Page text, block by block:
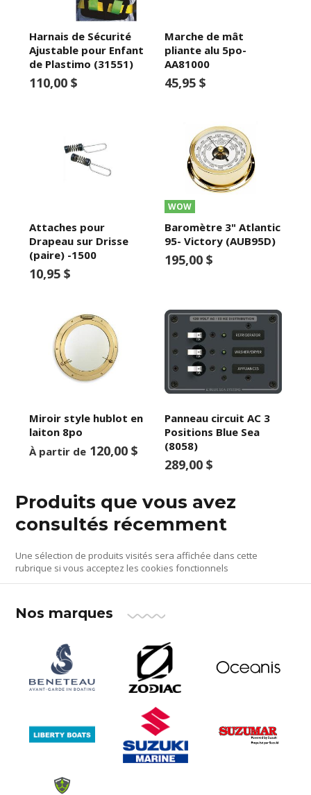
Harnais de Sécurité
Ajustable pour Enfant
de Plastimo (31551)
110,00 $
Marche de mât
pliante alu 5po-
AA81000
45,95 $
Attaches pour
Drapeau sur Drisse
(paire) -1500
10,95 $
WOW
Baromètre 3" Atlantic
95- Victory (AUB95D)
195,00 $
Miroir style hublot en
laiton 8po
À partir de 120,00 $
Panneau circuit AC 3
Positions Blue Sea
(8058)
289,00 $
Produits que vous avez
consultés récemment
Une sélection de produits visités sera affichée dans cette
rubrique si vous acceptez les cookies fonctionnels
Nos marques